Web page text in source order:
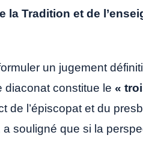
la Tradition et de
un jugement
diaconat constitue le «
de l’épiscopat et du
souligné que si la